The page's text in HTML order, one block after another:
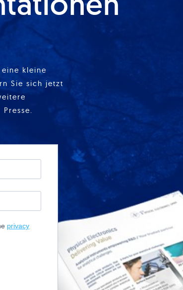
kleine
Sie sich jetzt